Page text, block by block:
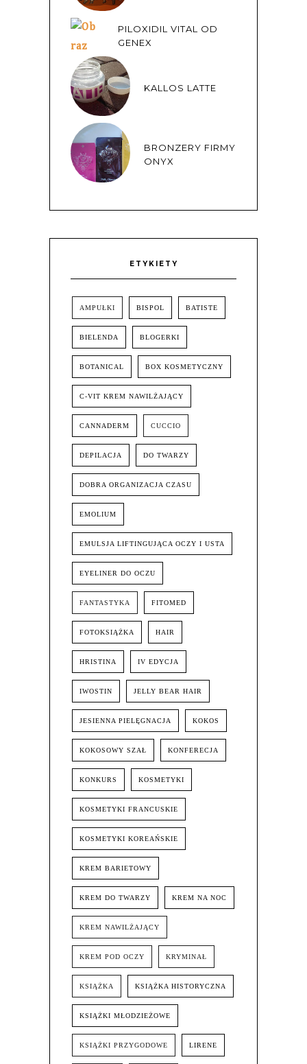
PILOXIDIL VITAL OD
GENEX
KALLOS LATTE
BRONZERY FIRMY
ONYX
ETYKIETY
AMPUŁKI BISPOL BATISTE
BIELENDA BLOGERKI
BOTANICAL BOX KOSMETYCZNY
C-VIT KREM NAWILŻAJĄCY
CANNADERM CUCCIO
DEPILACJA DO TWARZY
DOBRA ORGANIZACJA CZASU
EMOLIUM
EMULSJA LIFTINGUJĄCA OCZY I USTA
EYELINER DO OCZU
FANTASTYKA FITOMED
FOTOKSIĄŻKA HAIR
HRISTINA IV EDYCJA
IWOSTIN JELLY BEAR HAIR
JESIENNA PIELĘGNACJA KOKOS
KOKOSOWY SZAŁ KONFERECJA
KONKURS KOSMETYKI
KOSMETYKI FRANCUSKIE
KOSMETYKI KOREAŃSKIE
KREM BARIETOWY
KREM DO TWARZY KREM NA NOC
KREM NAWILŻAJĄCY
KREM POD OCZY KRYMINAŁ
KSIĄŻKA KSIĄŻKA HISTORYCZNA
KSIĄŻKI MŁODZIEŻOWE
KSIĄŻKI PRZYGODOWE LIRENE